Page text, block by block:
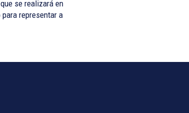
se realizará en
representar a